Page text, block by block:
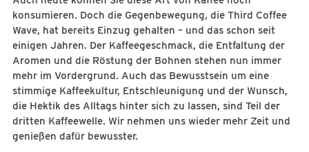
konsumieren. Doch die Gegenbewegung, die Third Coffee
Wave, hat bereits Einzug gehalten – und das schon seit
einigen Jahren. Der Kaffeegeschmack, die Entfaltung der
Aromen und die Röstung der Bohnen stehen nun immer
mehr im Vordergrund. Auch das Bewusstsein um eine
stimmige Kaffeekultur, Entschleunigung und der Wunsch,
die Hektik des Alltags hinter sich zu lassen, sind Teil der
dritten Kaffeewelle. Wir nehmen uns wieder mehr Zeit und
genießen dafür bewusster.